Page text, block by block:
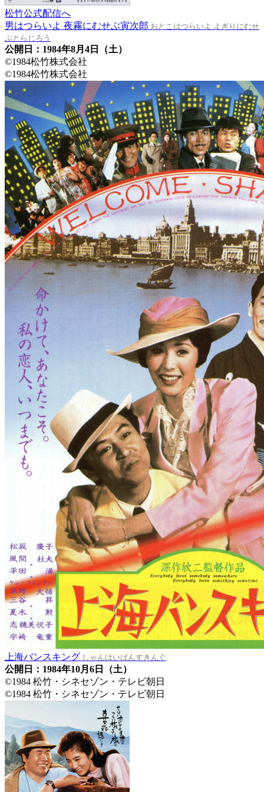
松竹公式配信へ
男はつらいよ 夜霧にむせぶ寅次郎 おとこはつらいよ よぎりにむせ
ぶとらじろう
公開日：1984年8月4日（土）
©1984松竹株式会社
©1984松竹株式会社
上海バンスキング しゃんはいばんすきんぐ
公開日：1984年10月6日（土）
©1984 松竹・シネセゾン・テレビ朝日
©1984 松竹・シネセゾン・テレビ朝日